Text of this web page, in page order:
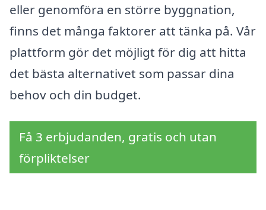
eller genomföra en större byggnation,
finns det många faktorer att tänka på. Vår
plattform gör det möjligt för dig att hitta
det bästa alternativet som passar dina
behov och din budget.
Få 3 erbjudanden, gratis och utan
förpliktelser